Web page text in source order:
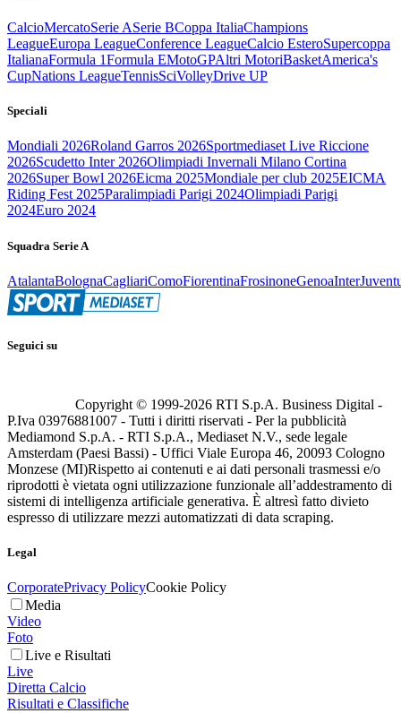
CalcioMercatoSerie ASerie BCoppa ItaliaChampions
LeagueEuropa LeagueConference LeagueCalcio EsteroSupercoppa
ItalianaFormula 1Formula EMotoGPAltri MotoriBasketAmerica's
CupNations LeagueTennisSciVolleyDrive UP
Speciali
Mondiali 2026Roland Garros 2026Sportmediaset Live Riccione
2026Scudetto Inter 2026Olimpiadi Invernali Milano Cortina
2026Super Bowl 2026Eicma 2025Mondiale per club 2025EICMA
Riding Fest 2025Paralimpiadi Parigi 2024Olimpiadi Parigi
2024Euro 2024
Squadra Serie A
AtalantaBolognaCagliariComoFiorentinaFrosinoneGenoaInter
Seguici su
Copyright © 1999-2026 RTI S.p.A. Business Digital -
P.Iva 03976881007 - Tutti i diritti riservati - Per la pubblicità
Mediamond S.p.A. - RTI S.p.A., Mediaset N.V., sede legale
Amsterdam (Paesi Bassi) - Uffici Viale Europa 46, 20093 Cologno
Monzese (MI)Rispetto ai contenuti e ai dati personali trasmessi e/o
riprodotti è vietata ogni utilizzazione funzionale all’addestramento di
sistemi di intelligenza artificiale generativa. È altresì fatto divieto
espresso di utilizzare mezzi automatizzati di data scraping.
Legal
CorporatePrivacy PolicyCookie Policy
Media
Video
Foto
Live e Risultati
Live
Diretta Calcio
Risultati e Classifiche